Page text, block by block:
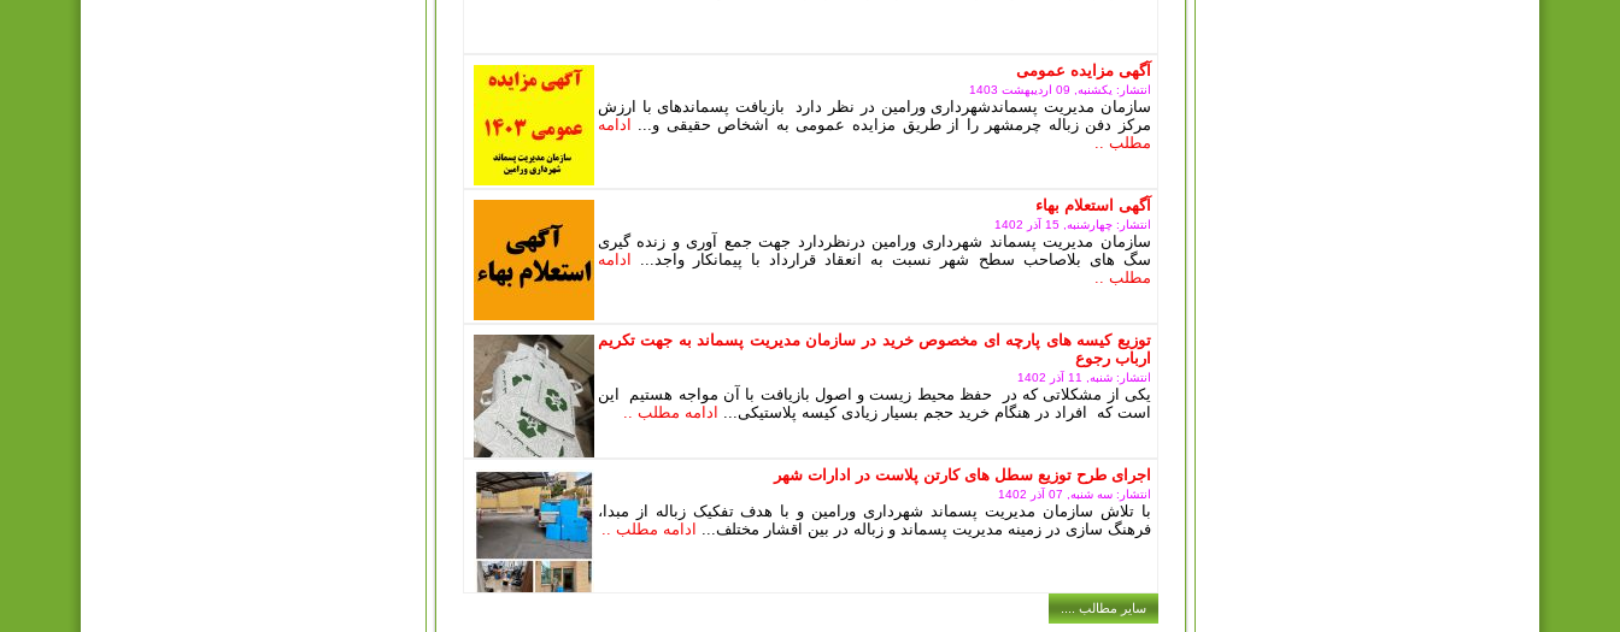
آگهی مزایده عمومی
انتشار: یکشنبه, 09 ارديبهشت 1403
سازمان مدیریت پسماندشهرداری ورامین در نظر دارد بازیافت پسماندهای با ارزش
مرکز دفن زباله چرمشهر را از طریق مزایده عمومی به اشخاص حقیقی و... ادامه
مطلب ..
آگهی استعلام بهاء
انتشار: چهارشنبه, 15 آذر 1402
سازمان مدیریت پسماند شهرداری ورامین درنظردارد جهت جمع آوری و زنده گیری
سگ های بلاصاحب سطح شهر نسبت به انعقاد قرارداد با پیمانکار واجد...
ادامه
مطلب ..
توزیع کیسه های پارچه ای مخصوص خرید در سازمان مدیریت پسماند به جهت تکریم
ارباب رجوع
انتشار: شنبه, 11 آذر 1402
یکی از مشکلاتی که در حفظ محیط زیست و اصول بازیافت با آن مواجه هستیم این
است که افراد در هنگام خرید حجم بسیار زیادی کیسه پلاستیکی... ادامه مطلب ..
اجرای طرح توزیع سطل های کارتن پلاست در ادارات شهر
انتشار: سه شنبه, 07 آذر 1402
با تلاش سازمان مدیریت پسماند شهرداری ورامین و با هدف تفکیک زباله از مبدا،
فرهنگ سازی در زمینه مدیریت پسماند و زباله در بین اقشار مختلف... ادامه مطلب ..
سایر مطالب ....